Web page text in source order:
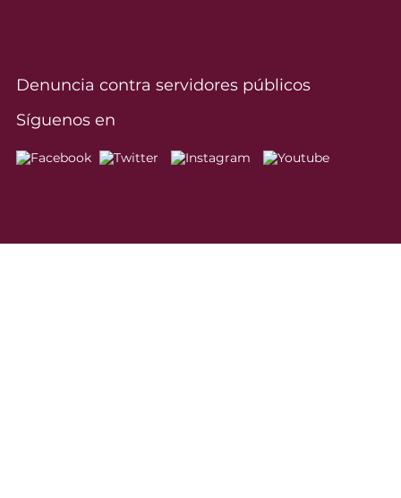
Denuncia contra servidores públicos
Síguenos en